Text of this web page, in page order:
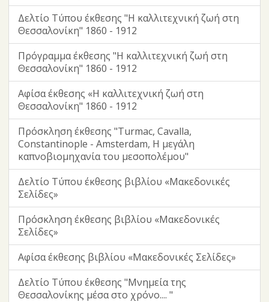
Δελτίο Τύπου έκθεσης "Η καλλιτεχνική ζωή στη
Θεσσαλονίκη" 1860 - 1912
Πρόγραμμα έκθεσης "Η καλλιτεχνική ζωή στη
Θεσσαλονίκη" 1860 - 1912
Αφίσα έκθεσης «Η καλλιτεχνική ζωή στη
Θεσσαλονίκη" 1860 - 1912
Πρόσκληση έκθεσης "Turmac, Cavalla,
Constantinople - Amsterdam, Η μεγάλη
καπνοβιομηχανία του μεσοπολέμου"
Δελτίο Τύπου έκθεσης βιβλίου «Μακεδονικές
Σελίδες»
Πρόσκληση έκθεσης βιβλίου «Μακεδονικές
Σελίδες»
Αφίσα έκθεσης βιβλίου «Μακεδονικές Σελίδες»
Δελτίο Τύπου έκθεσης "Μνημεία της
Θεσσαλονίκης μέσα στο χρόνο.... "